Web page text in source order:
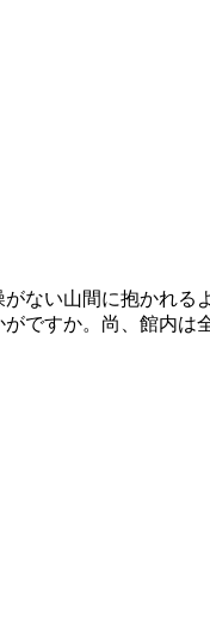
ない山間に抱かれる
ですか。尚、館内は